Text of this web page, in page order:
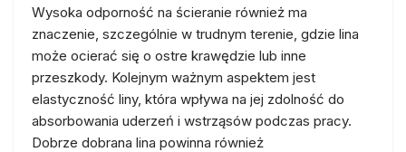
Wysoka odporność na ścieranie również ma
znaczenie, szczególnie w trudnym terenie, gdzie lina
może ocierać się o ostre krawędzie lub inne
przeszkody. Kolejnym ważnym aspektem jest
elastyczność liny, która wpływa na jej zdolność do
absorbowania uderzeń i wstrząsów podczas pracy.
Dobrze dobrana lina powinna również